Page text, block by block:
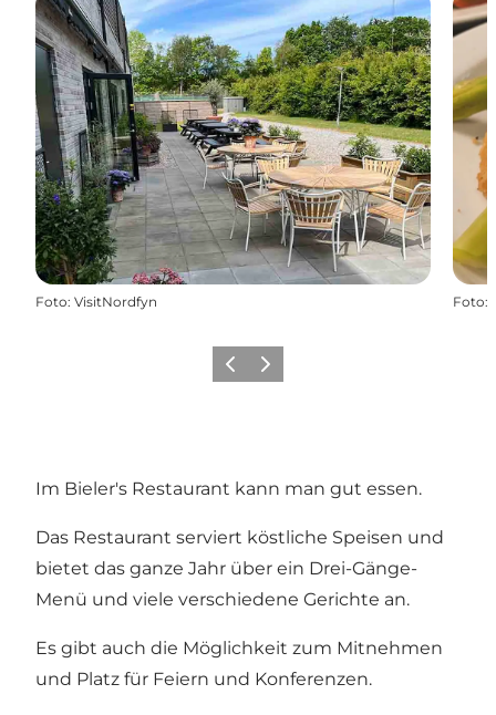
Foto: VisitNordfyn Foto:
ZurückWeiter
Im Bieler's Restaurant kann man gut essen.
Das Restaurant serviert köstliche Speisen und
bietet das ganze Jahr über ein Drei-Gänge-
Menü und viele verschiedene Gerichte an.
Es gibt auch die Möglichkeit zum Mitnehmen
und Platz für Feiern und Konferenzen.